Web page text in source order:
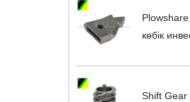
Plowshare
көбік
Shift Gear